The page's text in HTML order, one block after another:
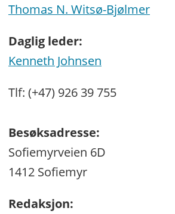
Thomas N. Witsø-Bjølmer
Daglig leder:
Kenneth Johnsen
Tlf: (+47) 926 39 755
Besøksadresse:
Sofiemyrveien 6D
1412 Sofiemyr
Redaksjon: